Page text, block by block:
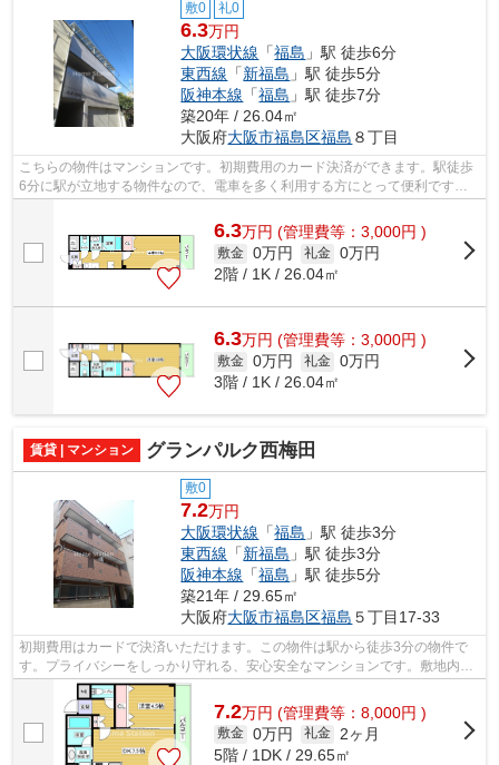
敷0 礼0
6.3万円
大阪環状線 「福島 」駅 徒歩6分
東西線 「新福島 」駅 徒歩5分
阪神本線 「福島 」駅 徒歩7分
築20年 / 26.04㎡
大阪府大阪市福島区福島 ８丁目
こちらの物件はマンションです。初期費用のカード決済ができます。駅徒歩
6分に駅が立地する物件なので、電車を多く利用する方にとって便利です。
通風良好で常に新鮮な空気を送り込むマ...
6.3万円 (管理費等：3,000円 )
敷金 0万円 礼金 0万円
2階 / 1K / 26.04㎡
6.3万円 (管理費等：3,000円 )
敷金 0万円 礼金 0万円
3階 / 1K / 26.04㎡
賃貸 | マンション グランパルク西梅田
敷0
7.2万円
大阪環状線 「福島 」駅 徒歩3分
東西線 「新福島 」駅 徒歩3分
阪神本線 「福島 」駅 徒歩5分
築21年 / 29.65㎡
大阪府大阪市福島区福島 ５丁目17-33
初期費用はカードで決済いただけます。この物件は駅から徒歩3分の物件で
す。プライバシーをしっかり守れる、安心安全なマンションです。敷地内ご
み置き場があるのとないのでは、利便性...
7.2万円 (管理費等：8,000円 )
敷金 0万円 礼金
2ヶ月
5階 / 1DK / 29.65㎡